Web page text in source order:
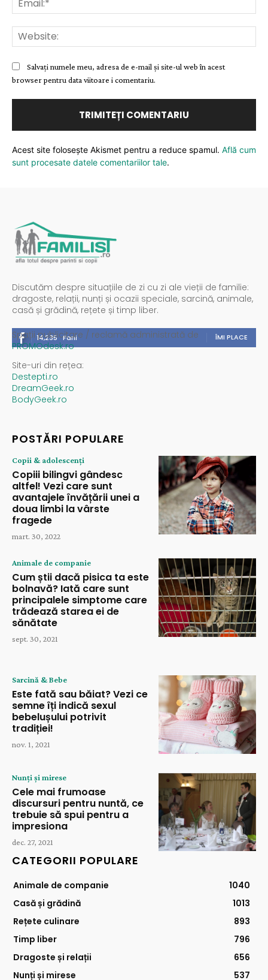
Salvați numele meu, adresa de e-mail și site-ul web în acest
browser pentru data viitoare i comentariu.
Acest site folosește Akismet pentru a reduce spamul. Află cum
sunt procesate datele comentariilor tale.
Discutăm despre situațiile de zi cu zi ale vieții de familie:
dragoste, relații, nunți și ocazii speciale, sarcină, animale,
casă și grădină, rețete și timp liber.
14,235 Fani ÎMI PLACE
Spații publicitare / reclamă administrată de
PROMOdesk.ro
Site-uri din rețea:
Destepti.ro
DreamGeek.ro
BodyGeek.ro
POSTĂRI POPULARE
Copii & adolescenți
Copiii bilingvi gândesc
altfel! Vezi care sunt
avantajele învățării unei a
doua limbi la vârste
fragede
mart. 30, 2022
Animale de companie
Cum știi dacă pisica ta este
bolnavă? Iată care sunt
principalele simptome care
trădează starea ei de
sănătate
sept. 30, 2021
Sarcină & Bebe
Este fată sau băiat? Vezi ce
semne îți indică sexul
bebelușului potrivit
tradiției!
nov. 1, 2021
Nunți și mirese
Cele mai frumoase
discursuri pentru nuntă, ce
trebuie să spui pentru a
impresiona
dec. 27, 2021
CATEGORII POPULARE
Animale de companie
1040
Casă și grădină
1013
Rețete culinare
893
Timp liber
796
Dragoste și relații
656
Nunți și mirese
537